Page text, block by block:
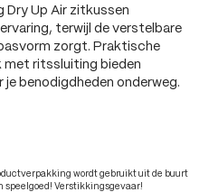
Dry Up Air zitkussen
terwijl de verstelbare
zorgt. Praktische
met ritssluiting bieden
benodigdheden onderweg.
wordt gebruikt uit de buurt
speelgoed! Verstikkingsgevaar!